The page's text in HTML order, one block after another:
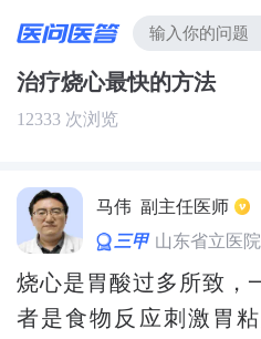
治疗烧心最快的方法
12333 次浏览
马伟 副主任医师
三甲 山东省立医
烧心是胃酸过多所致，
者是食物反应刺激胃